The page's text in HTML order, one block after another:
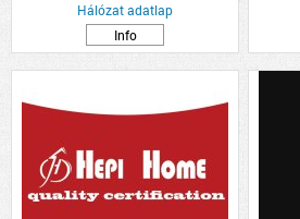
Hálózat adatlap
Info